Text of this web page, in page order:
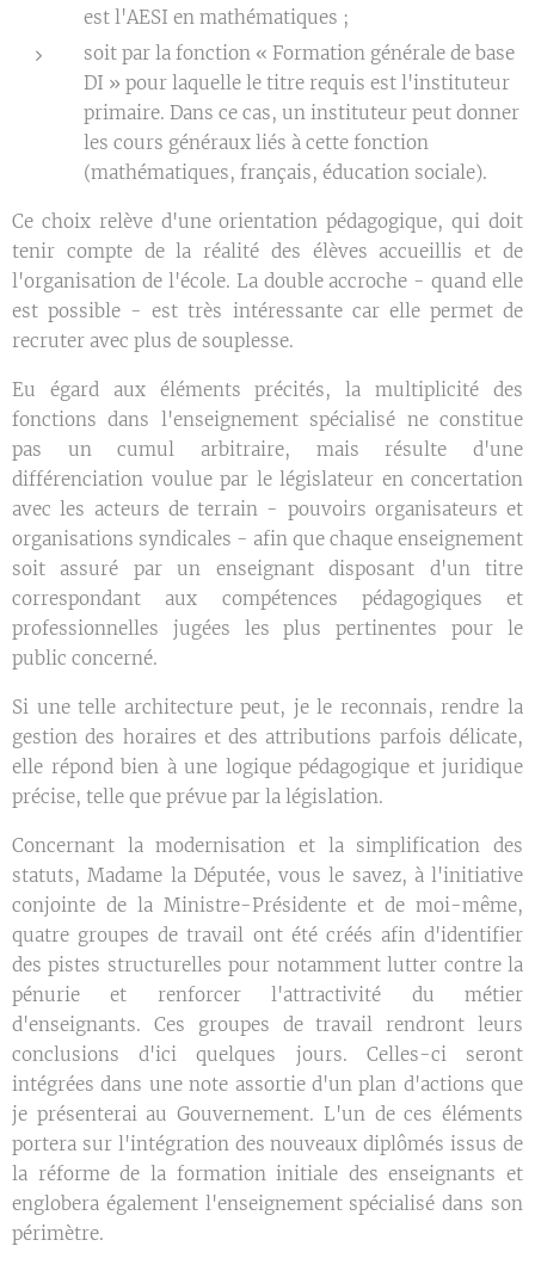
est l'AESI en mathématiques ;
soit par la fonction « Formation générale de base
DI » pour laquelle le titre requis est l'instituteur
primaire. Dans ce cas, un instituteur peut donner
les cours généraux liés à cette fonction
(mathématiques, français, éducation sociale).
Ce choix relève d'une orientation pédagogique, qui doit
tenir compte de la réalité des élèves accueillis et de
l'organisation de l'école. La double accroche - quand elle
est possible - est très intéressante car elle permet de
recruter avec plus de souplesse.
Eu égard aux éléments précités, la multiplicité des
fonctions dans l'enseignement spécialisé ne constitue
pas un cumul arbitraire, mais résulte d'une
différenciation voulue par le législateur en concertation
avec les acteurs de terrain - pouvoirs organisateurs et
organisations syndicales - afin que chaque enseignement
soit assuré par un enseignant disposant d'un titre
correspondant aux compétences pédagogiques et
professionnelles jugées les plus pertinentes pour le
public concerné.
Si une telle architecture peut, je le reconnais, rendre la
gestion des horaires et des attributions parfois délicate,
elle répond bien à une logique pédagogique et juridique
précise, telle que prévue par la législation.
Concernant la modernisation et la simplification des
statuts, Madame la Députée, vous le savez, à l'initiative
conjointe de la Ministre-Présidente et de moi-même,
quatre groupes de travail ont été créés afin d'identifier
des pistes structurelles pour notamment lutter contre la
pénurie et renforcer l'attractivité du métier
d'enseignants. Ces groupes de travail rendront leurs
conclusions d'ici quelques jours. Celles-ci seront
intégrées dans une note assortie d'un plan d'actions que
je présenterai au Gouvernement. L'un de ces éléments
portera sur l'intégration des nouveaux diplômés issus de
la réforme de la formation initiale des enseignants et
englobera également l'enseignement spécialisé dans son
périmètre.